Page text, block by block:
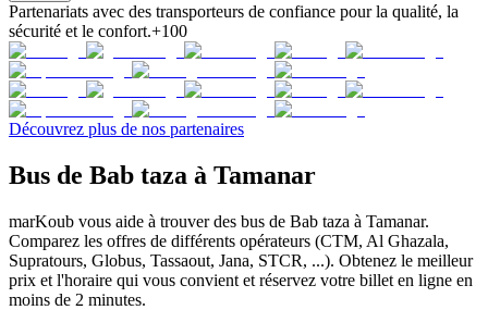
Partenariats avec des transporteurs de confiance pour la qualité, la
sécurité et le confort.+100
Découvrez plus de nos partenaires
Bus de Bab taza à Tamanar
marKoub vous aide à trouver des bus de Bab taza à Tamanar.
Comparez les offres de différents opérateurs (CTM, Al Ghazala,
Supratours, Globus, Tassaout, Jana, STCR, ...). Obtenez le meilleur
prix et l'horaire qui vous convient et réservez votre billet en ligne en
moins de 2 minutes.